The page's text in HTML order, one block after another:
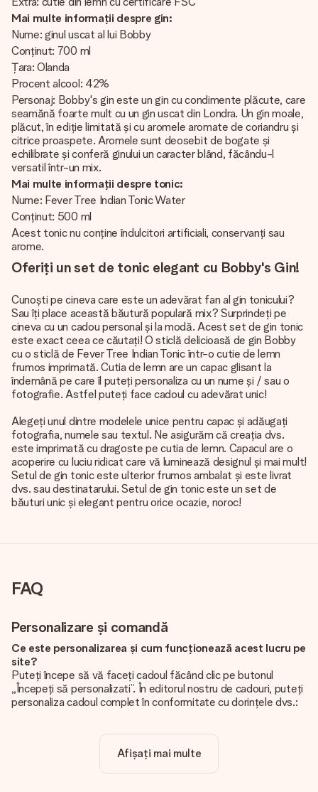
Mai multe informații despre gin:
Nume: ginul uscat al lui Bobby
Conținut: 700 ml
Țara: Olanda
Procent alcool: 42%
Personaj: Bobby's gin este un gin cu condimente plăcute, care
seamănă foarte mult cu un gin uscat din Londra. Un gin moale,
plăcut, în ediție limitată și cu aromele aromate de coriandru și
citrice proaspete. Aromele sunt deosebit de bogate și
echilibrate și conferă ginului un caracter blând, făcându-l
versatil într-un mix.
Mai multe informații despre tonic:
Nume: Fever Tree Indian Tonic Water
Conținut: 500 ml
Acest tonic nu conține îndulcitori artificiali, conservanți sau
arome.
Oferiți un set de tonic elegant cu Bobby's Gin!
Cunoști pe cineva care este un adevărat fan al gin tonicului?
Sau îți place această băutură populară mix? Surprindeți pe
cineva cu un cadou personal și la modă. Acest set de gin tonic
este exact ceea ce căutați! O sticlă delicioasă de gin Bobby
cu o sticlă de Fever Tree Indian Tonic într-o cutie de lemn
frumos imprimată. Cutia de lemn are un capac glisant la
îndemână pe care îl puteți personaliza cu un nume și / sau o
fotografie. Astfel puteți face cadoul cu adevărat unic!
Alegeți unul dintre modelele unice pentru capac și adăugați
fotografia, numele sau textul. Ne asigurăm că creația dvs.
este imprimată cu dragoste pe cutia de lemn. Capacul are o
acoperire cu luciu ridicat care vă luminează designul și mai mult!
Setul de gin tonic este ulterior frumos ambalat și este livrat
dvs. sau destinatarului. Setul de gin tonic este un set de
băuturi unic și elegant pentru orice ocazie, noroc!
FAQ
Personalizare și comandă
Ce este personalizarea și cum funcționează acest lucru pe
site?
Puteți începe să vă faceți cadoul făcând clic pe butonul
„Începeți să personalizati”. În editorul nostru de cadouri, puteți
personaliza cadoul complet în conformitate cu dorințele dvs.:
Personalizarea este inclusă în preț?
Afișați mai multe